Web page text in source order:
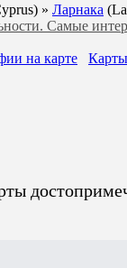
» Ларнака
Самые
на карте